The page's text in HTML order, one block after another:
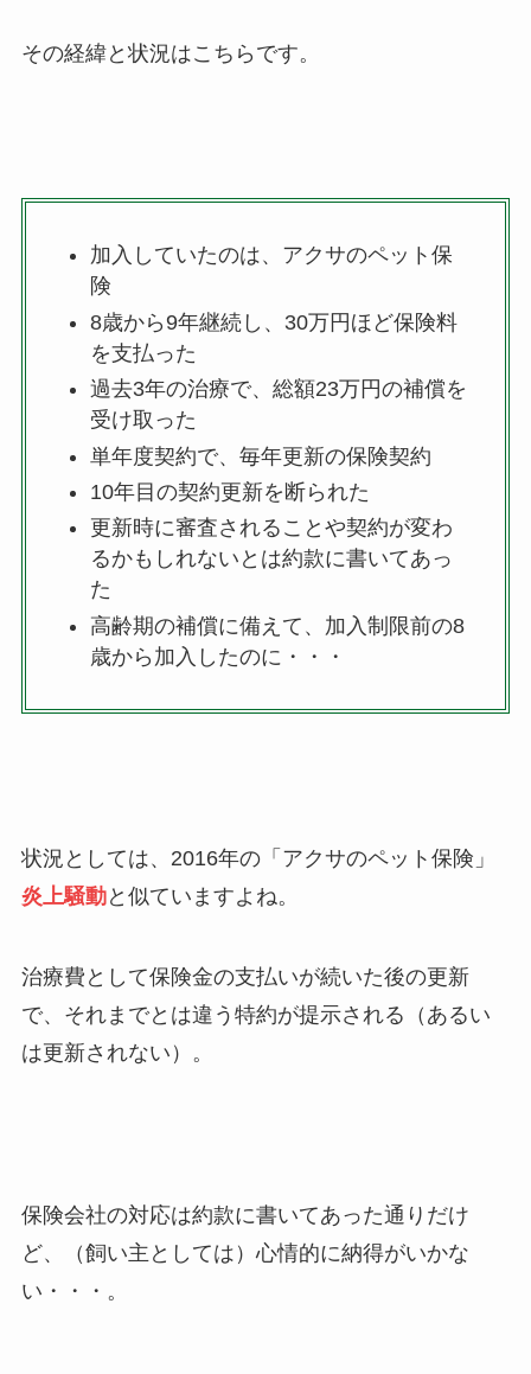
その経緯と状況はこちらです。
加入していたのは、アクサのペット保
険
8歳から9年継続し、30万円ほど保険料
を支払った
過去3年の治療で、総額23万円の補償を
受け取った
単年度契約で、毎年更新の保険契約
10年目の契約更新を断られた
更新時に審査されることや契約が変わ
るかもしれないとは約款に書いてあっ
た
高齢期の補償に備えて、加入制限前の8
歳から加入したのに・・・
状況としては、2016年の「アクサのペット保険」
炎上騒動と似ていますよね。
治療費として保険金の支払いが続いた後の更新
で、それまでとは違う特約が提示される（あるい
は更新されない）。
保険会社の対応は約款に書いてあった通りだけ
ど、（飼い主としては）心情的に納得がいかな
い・・・。